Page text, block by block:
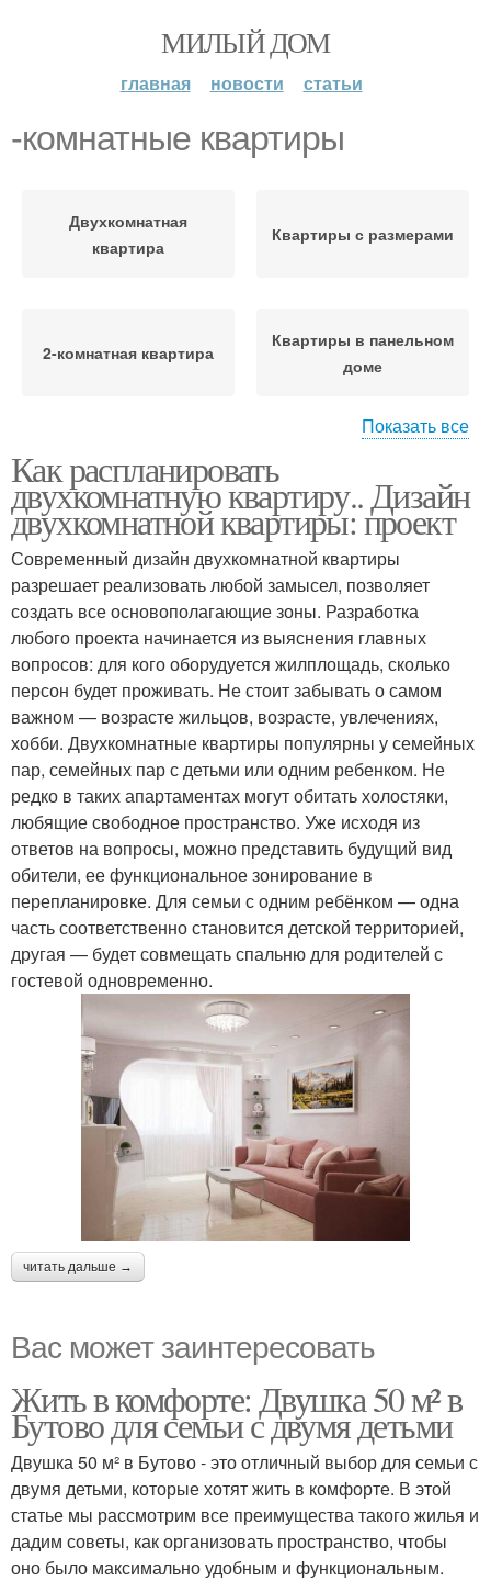
МИЛЫЙ ДОМ
главная новости статьи
-комнатные квартиры
Двухкомнатная
квартира
Квартиры с размерами
2-комнатная квартира
Квартиры в панельном
доме
двухкомнатной
квартире
Двухкомнатные
квартиры
Показать все
Как распланировать
двухкомнатную квартиру.. Дизайн
двухкомнатной квартиры: проект
Современный дизайн двухкомнатной квартиры
разрешает реализовать любой замысел, позволяет
создать все основополагающие зоны. Разработка
любого проекта начинается из выяснения главных
вопросов: для кого оборудуется жилплощадь, сколько
персон будет проживать. Не стоит забывать о самом
важном — возрасте жильцов, возрасте, увлечениях,
хобби. Двухкомнатные квартиры популярны у семейных
пар, семейных пар с детьми или одним ребенком. Не
редко в таких апартаментах могут обитать холостяки,
любящие свободное пространство. Уже исходя из
ответов на вопросы, можно представить будущий вид
обители, ее функциональное зонирование в
перепланировке. Для семьи с одним ребёнком — одна
часть соответственно становится детской территорией,
другая — будет совмещать спальню для родителей с
гостевой одновременно.
читать дальше →
Вас может заинтересовать
Жить в комфорте: Двушка 50 м² в
Бутово для семьи с двумя детьми
Двушка 50 м² в Бутово - это отличный выбор для семьи с
двумя детьми, которые хотят жить в комфорте. В этой
статье мы рассмотрим все преимущества такого жилья и
дадим советы, как организовать пространство, чтобы
оно было максимально удобным и функциональным.